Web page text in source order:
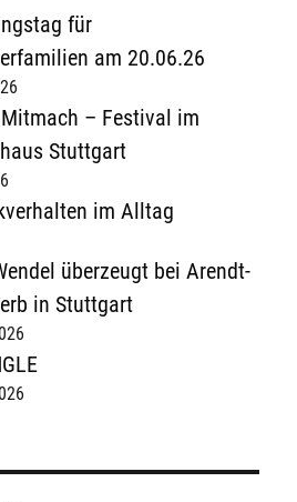
für
am 20.06.26
– Festival im
Stuttgart
im Alltag
überzeugt bei Arendt-
in Stuttgart